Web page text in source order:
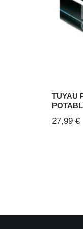
TUYAU
27,99 €